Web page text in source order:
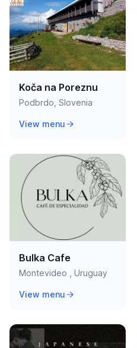
Koča na Poreznu
Podbrdo, Slovenia
View menu
Bulka Cafe
Montevideo , Uruguay
View menu